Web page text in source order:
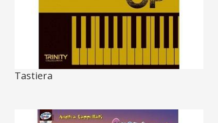
Tastiera